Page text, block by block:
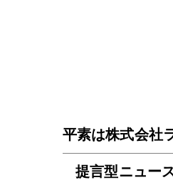
平素は株式会社
提言型ニュー